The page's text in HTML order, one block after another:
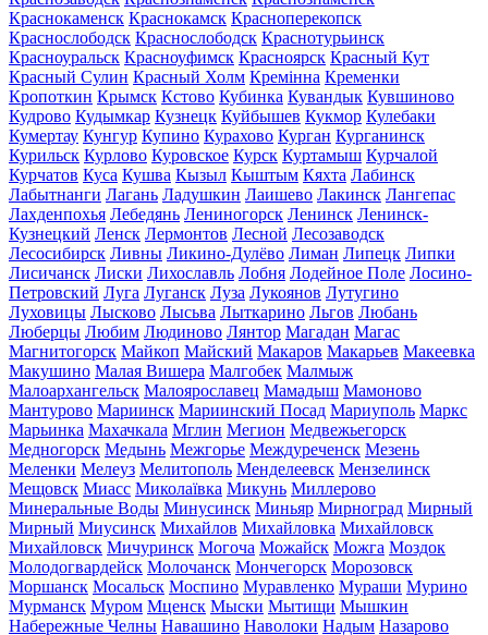
Краснокаменск Краснокамск Красноперекопск
Краснослободск Краснослободск Краснотурьинск
Красноуральск Красноуфимск Красноярск Красный Кут
Красный Сулин Красный Холм Кремінна Кременки
Кропоткин Крымск Кстово Кубинка Кувандык Кувшиново
Кудрово Кудымкар Кузнецк Куйбышев Кукмор Кулебаки
Кумертау Кунгур Купино Курахово Курган Курганинск
Курильск Курлово Куровское Курск Куртамыш Курчалой
Курчатов Куса Кушва Кызыл Кыштым Кяхта Лабинск
Лабытнанги Лагань Ладушкин Лаишево Лакинск Лангепас
Лахденпохья Лебедянь Лениногорск Ленинск Ленинск-
Кузнецкий Ленск Лермонтов Лесной Лесозаводск
Лесосибирск Ливны Ликино-Дулёво Лиман Липецк Липки
Лисичанск Лиски Лихославль Лобня Лодейное Поле Лосино-
Петровский Луга Луганск Луза Лукоянов Лутугино
Луховицы Лысково Лысьва Лыткарино Льгов Любань
Люберцы Любим Людиново Лянтор Магадан Магас
Магнитогорск Майкоп Майский Макаров Макарьев Макеевка
Макушино Малая Вишера Малгобек Малмыж
Малоархангельск Малоярославец Мамадыш Мамоново
Мантурово Мариинск Мариинский Посад Мариуполь Маркс
Марьинка Махачкала Мглин Мегион Медвежьегорск
Медногорск Медынь Межгорье Междуреченск Мезень
Меленки Мелеуз Мелитополь Менделеевск Мензелинск
Мещовск Миасс Миколаївка Микунь Миллерово
Минеральные Воды Минусинск Миньяр Мирноград Мирный
Мирный Миусинск Михайлов Михайловка Михайловск
Михайловск Мичуринск Могоча Можайск Можга Моздок
Молодогвардейск Молочанск Мончегорск Морозовск
Моршанск Мосальск Моспино Муравленко Мураши Мурино
Мурманск Муром Мценск Мыски Мытищи Мышкин
Набережные Челны Навашино Наволоки Надым Назарово